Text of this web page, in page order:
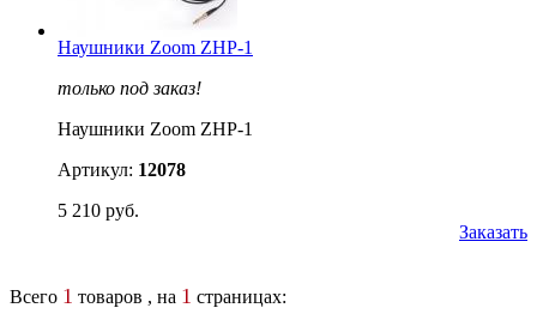
Наушники Zoom ZHP-1
только под заказ!
Наушники Zoom ZHP-1
Артикул: 12078
5 210 руб.
Заказать
Всего 1 товаров , на 1 страницах: